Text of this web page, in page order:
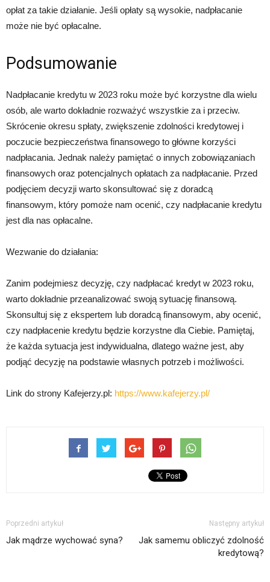
opłat za takie działanie. Jeśli opłaty są wysokie, nadpłacanie
może nie być opłacalne.
Podsumowanie
Nadpłacanie kredytu w 2023 roku może być korzystne dla wielu
osób, ale warto dokładnie rozważyć wszystkie za i przeciw.
Skrócenie okresu spłaty, zwiększenie zdolności kredytowej i
poczucie bezpieczeństwa finansowego to główne korzyści
nadpłacania. Jednak należy pamiętać o innych zobowiązaniach
finansowych oraz potencjalnych opłatach za nadpłacanie. Przed
podjęciem decyzji warto skonsultować się z doradcą
finansowym, który pomoże nam ocenić, czy nadpłacanie kredytu
jest dla nas opłacalne.
Wezwanie do działania:
Zanim podejmiesz decyzję, czy nadpłacać kredyt w 2023 roku,
warto dokładnie przeanalizować swoją sytuację finansową.
Skonsultuj się z ekspertem lub doradcą finansowym, aby ocenić,
czy nadpłacenie kredytu będzie korzystne dla Ciebie. Pamiętaj,
że każda sytuacja jest indywidualna, dlatego ważne jest, aby
podjąć decyzję na podstawie własnych potrzeb i możliwości.
Link do strony Kafejerzy.pl: https://www.kafejerzy.pl/
Poprzedni artykuł
Jak mądrze wychować syna?
Następny artykuł
Jak samemu obliczyć zdolność
kredytową?